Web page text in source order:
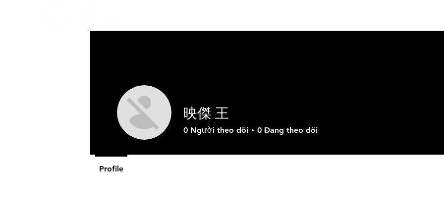
映傑 王
0 Người theo dõi 0 Đang theo dõi
Profile